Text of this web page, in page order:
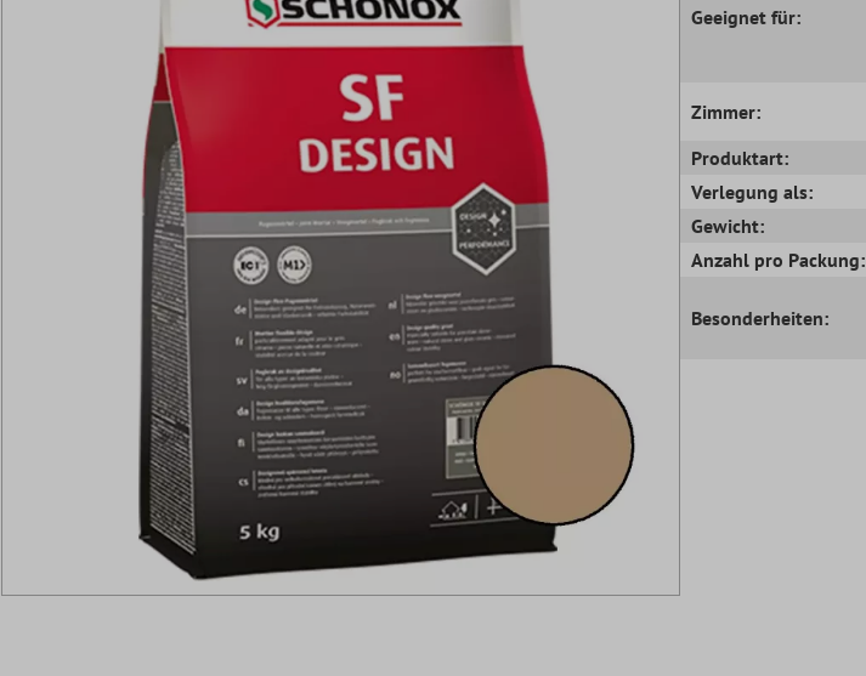
Geeignet für:
Zimmer:
Produktart:
Verlegung als:
Gewicht:
Anzahl pro Packung:
Besonderheiten: